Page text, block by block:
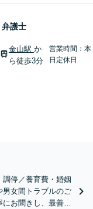
弁護士
金山駅 か
ら徒歩3分
営業時間：本
日定休日
調停／養育費・婚姻
男女間トラブルのご
お聞きし、最善の